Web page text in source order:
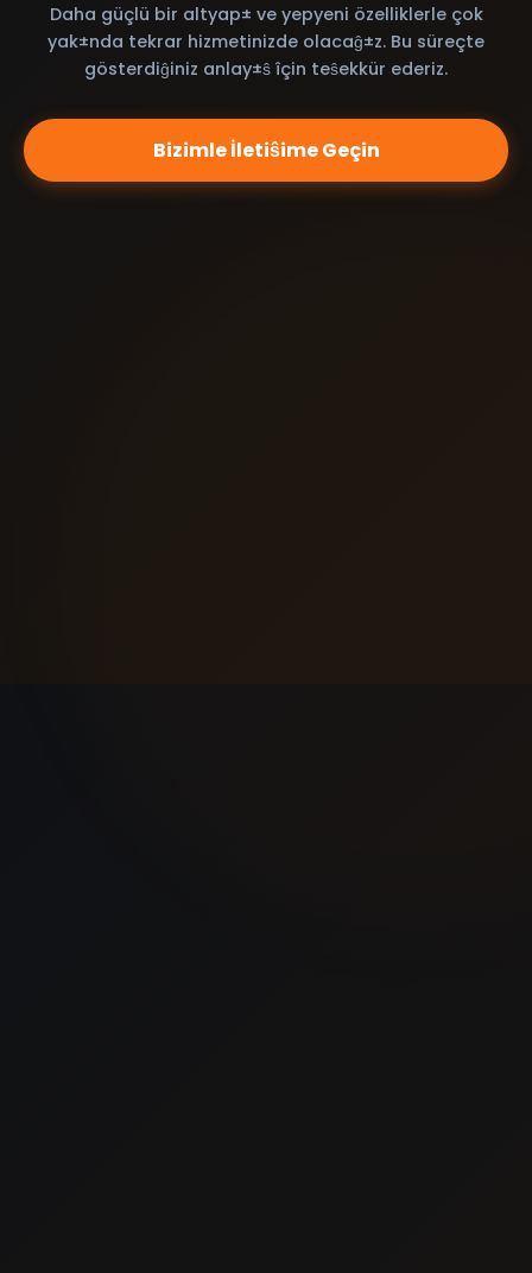
Daha güçlü bir altyap± ve yepyeni özelliklerle çok
yak±nda tekrar hizmetinizde olacaĝ±z. Bu süreçte
gösterdiĝiniz anlay±ŝ îçin teŝekkür ederiz.
Bizimle İletiŝime Geçin